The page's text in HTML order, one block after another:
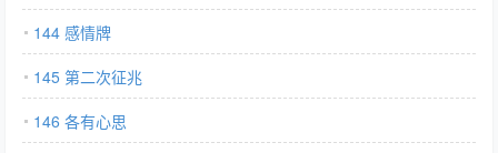
144 感情牌
145 第二次征兆
146 各有心思